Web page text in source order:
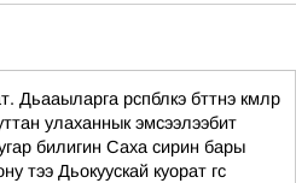
Дьааыларга рспблкэ бттнэ кмлр
улаханнык эмсээлээбит
билигин Саха сирин бары
тээ Дьокуускай куорат гс